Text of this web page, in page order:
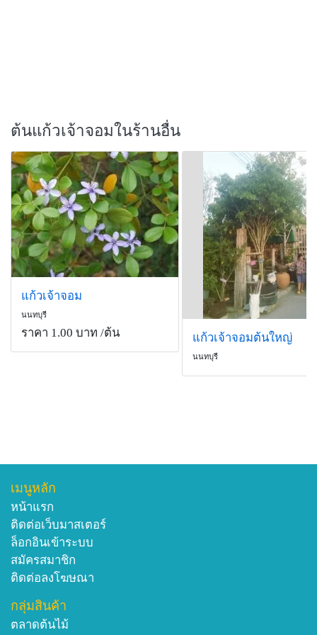
ต้นแก้วเจ้าจอมในร้านอื่น
แก้วเจ้าจอม
นนทบุรี
ราคา 1.00 บาท /ต้น แก้วเจ้าจอมต้นใหญ่
นนทบุรี
เมนูหลัก
หน้าแรก
ติดต่อเว็บมาสเตอร์
ล็อกอินเข้าระบบ
สมัครสมาชิก
ติดต่อลงโฆษณา
กลุ่มสินค้า
ตลาดต้นไม้